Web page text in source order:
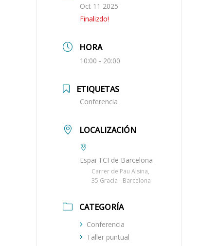
Oct 11 2025
Finalizdo!
HORA
10:00 - 20:00
ETIQUETAS
Conferencia
LOCALIZACIÓN
Espai TCI de Barcelona
Carrer de Pau Alsina,
35 Gracia - Barcelona
CATEGORÍA
Conferencia
Taller puntual